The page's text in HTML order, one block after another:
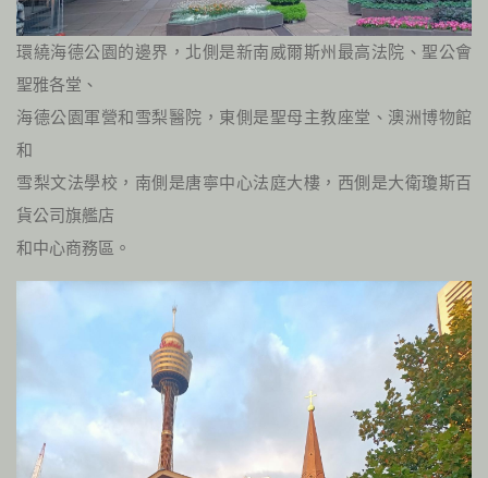
環繞海德公園的邊界，北側是新南威爾斯州最高法院、聖公會
聖雅各堂、
海德公園軍營和雪梨醫院，東側是聖母主教座堂、澳洲博物館
和
雪梨文法學校，南側是唐寧中心法庭大樓，西側是大衛瓊斯百
貨公司旗艦店
和中心商務區。